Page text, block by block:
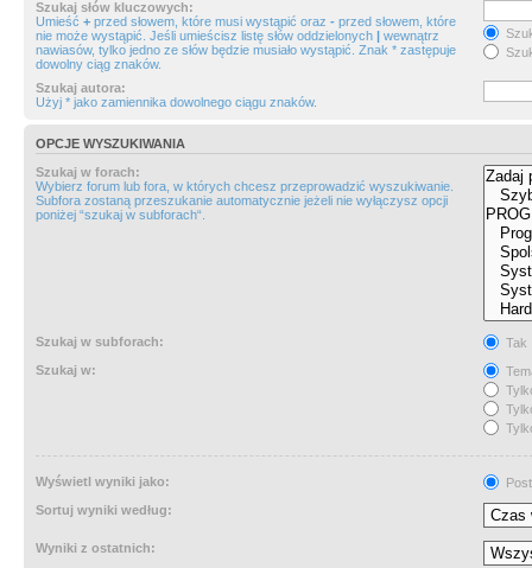
Szukaj słów kluczowych:
Umieść + przed słowem, które musi wystąpić oraz - przed słowem, które
nie może wystąpić. Jeśli umieścisz listę słów oddzielonych | wewnątrz
nawiasów, tylko jedno ze słów będzie musiało wystąpić. Znak * zastępuje
dowolny ciąg znaków.
Szukaj autora:
Użyj * jako zamiennika dowolnego ciągu znaków.
OPCJE WYSZUKIWANIA
Szukaj w forach:
Wybierz forum lub fora, w których chcesz przeprowadzić wyszukiwanie.
Subfora zostaną przeszukanie automatycznie jeżeli nie wyłączysz opcji
poniżej “szukaj w subforach“.
Szukaj w subforach:
Tak
Szukaj w:
Wyświetl wyniki jako:
Sortuj wyniki według:
Wyniki z ostatnich: